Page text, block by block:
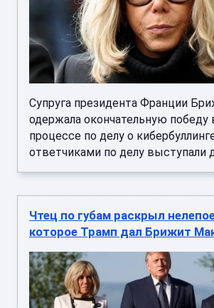
Супруга президента Франции
одержала окончательную победу
процессе по делу о
ответчиками по делу выступали
Чтец по губам раскрыл
которое Трамп дал Брижит